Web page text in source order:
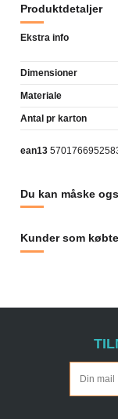
Produktdetaljer
Ekstra info
Dimensioner
Materiale
Antal pr karton
ean13
Du kan måske
Kunder som